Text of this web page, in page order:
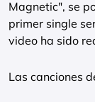
Magnetic", se
primer single
video ha sido
Las canciones